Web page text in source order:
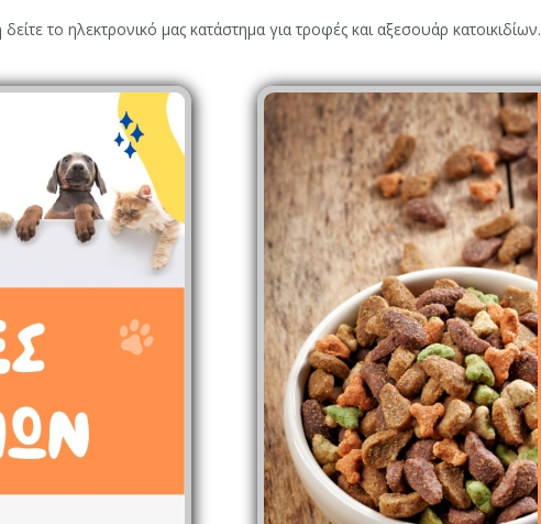
το ηλεκτρονικό μας κατάστημα για τροφές και αξεσουάρ κατοικιδίων.